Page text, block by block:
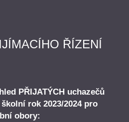
ŘÍZENÍ
PŘIJATÝCH uchazečů
rok 2023/2024 pro
obory: